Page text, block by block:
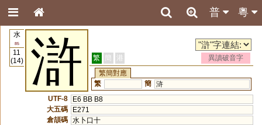
粵
普
水
85
11
(14)
滸 繁 簡 港
異讀破音字
繁簡對應
繁
簡 浒
UTF-8
E6 BB B8
大五碼
E271
倉頡碼 水卜口十